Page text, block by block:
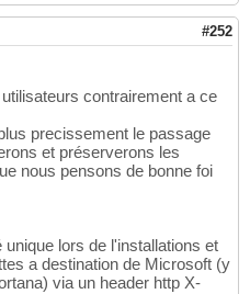
#252
contrairement a ce
precissement le passage
et préserverons les
nous pensons de bonne foi
lors de l'installations et
a destination de Microsoft (y
via un header http X-